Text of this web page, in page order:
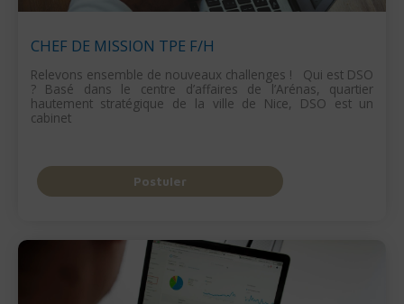
CHEF DE MISSION TPE F/H
Relevons ensemble de nouveaux challenges ! Qui est DSO
? Basé dans le centre d’affaires de l’Arénas, quartier
hautement stratégique de la ville de Nice, DSO est un
cabinet
Postuler